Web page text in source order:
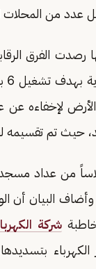
عدد من
رصدت الفرق
لإخفاءه عن
تم تقسيمه
من عداد
البيان أن
شركة